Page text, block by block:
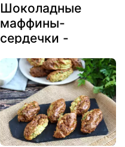
Шоколадные
маффины-
сердечки -
глютена